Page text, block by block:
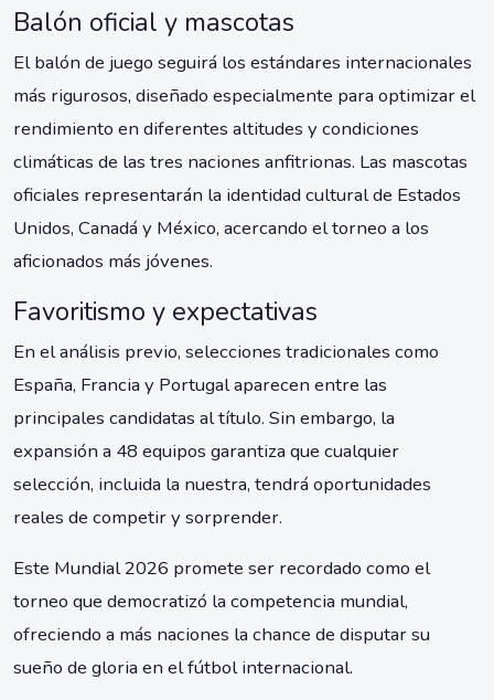
Balón oficial y mascotas
El balón de juego seguirá los estándares internacionales
más rigurosos, diseñado especialmente para optimizar el
rendimiento en diferentes altitudes y condiciones
climáticas de las tres naciones anfitrionas. Las mascotas
oficiales representarán la identidad cultural de Estados
Unidos, Canadá y México, acercando el torneo a los
aficionados más jóvenes.
Favoritismo y expectativas
En el análisis previo, selecciones tradicionales como
España, Francia y Portugal aparecen entre las
principales candidatas al título. Sin embargo, la
expansión a 48 equipos garantiza que cualquier
selección, incluida la nuestra, tendrá oportunidades
reales de competir y sorprender.
Este Mundial 2026 promete ser recordado como el
torneo que democratizó la competencia mundial,
ofreciendo a más naciones la chance de disputar su
sueño de gloria en el fútbol internacional.